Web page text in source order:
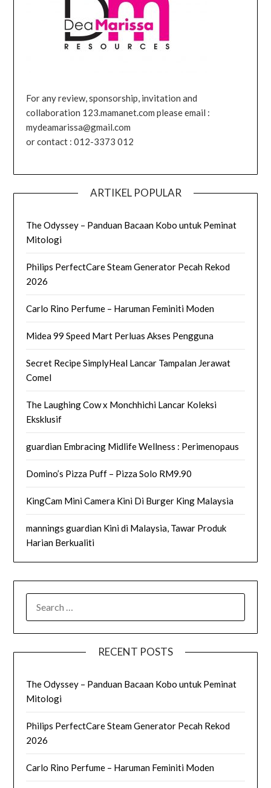
For any review, sponsorship, invitation and
collaboration 123.mamanet.com please email :
mydeamarissa@gmail.com
or contact : 012-3373 012
ARTIKEL POPULAR
The Odyssey – Panduan Bacaan Kobo untuk Peminat
Mitologi
Philips PerfectCare Steam Generator Pecah Rekod
2026
Carlo Rino Perfume – Haruman Feminiti Moden
Midea 99 Speed Mart Perluas Akses Pengguna
Secret Recipe SimplyHeal Lancar Tampalan Jerawat
Comel
The Laughing Cow x Monchhichi Lancar Koleksi
Eksklusif
guardian Embracing Midlife Wellness : Perimenopaus
Domino’s Pizza Puff – Pizza Solo RM9.90
KingCam Mini Camera Kini Di Burger King Malaysia
mannings guardian Kini di Malaysia, Tawar Produk
Harian Berkualiti
RECENT POSTS
The Odyssey – Panduan Bacaan Kobo untuk Peminat
Mitologi
Philips PerfectCare Steam Generator Pecah Rekod
2026
Carlo Rino Perfume – Haruman Feminiti Moden